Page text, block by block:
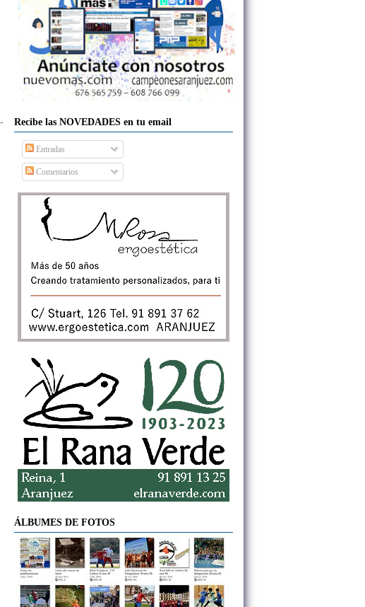
Recibe las NOVEDADES en tu email
Entradas
Comentarios
ÁLBUMES DE FOTOS